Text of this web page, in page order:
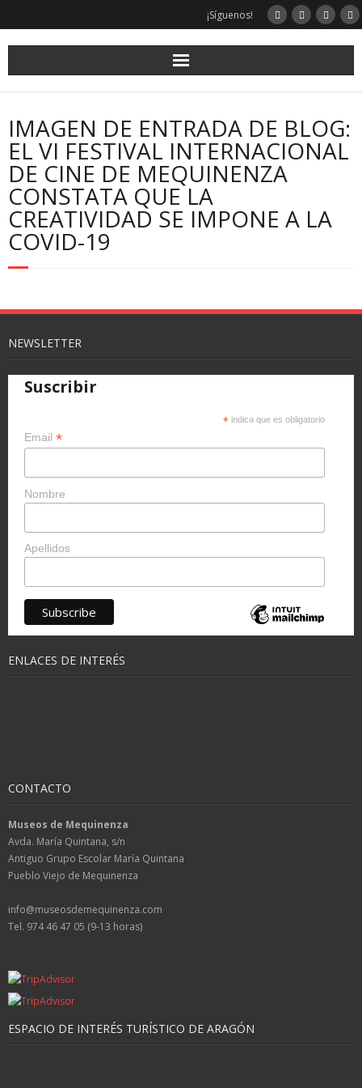
¡Síguenos!
IMAGEN DE ENTRADA DE BLOG:
EL VI FESTIVAL INTERNACIONAL
DE CINE DE MEQUINENZA
CONSTATA QUE LA
CREATIVIDAD SE IMPONE A LA
COVID-19
NEWSLETTER
Suscribir
* indica que es obligatorio
Email *
Nombre
Apellidos
ENLACES DE INTERÉS
CONTACTO
Museos de Mequinenza
Avda. María Quintana, s/n
Antiguo Grupo Escolar María Quintana
Pueblo Viejo de Mequinenza
info@museosdemequinenza.com
Tel. 974 46 47 05 (9-13 horas)
ESPACIO DE INTERÉS TURÍSTICO DE ARAGÓN